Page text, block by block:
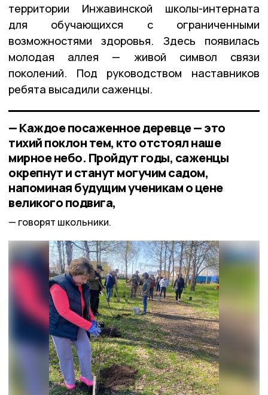
территории Инжавинской школы-интерната
для обучающихся с ограниченными
возможностями здоровья. Здесь появилась
молодая аллея — живой символ связи
поколений. Под руководством наставников
ребята высадили саженцы.
— Каждое посаженное деревце — это
тихий поклон тем, кто отстоял наше
мирное небо. Пройдут годы, саженцы
окрепнут и станут могучим садом,
напоминая будущим ученикам о цене
великого подвига,
говорят школьники.